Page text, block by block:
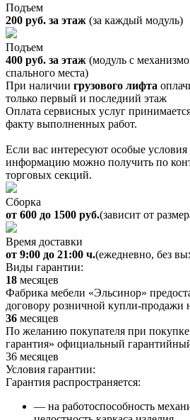
Подъем
200 руб. за этаж (за каждый модуль)
Подъем
400 руб. за этаж (модуль с
спального места)
При наличии грузового лифта
только первый и последний этаж
Оплата сервисных услуг
факту выполненных работ.
Если вас интересуют особые условия
информацию можно получить по
торговых секций.
Сборка
от 600 до 1500 руб.(зависит от
Время доставки
от 9:00 до 21:00 ч.(ежедневно, без
Виды гарантии:
18 месяцев
Фабрика мебели «Эльсинор»
договору розничной купли-продажи
36 месяцев
По желанию покупателя при
гарантия» официальный
36 месяцев
Условия гарантии:
Гарантия распространяется:
— на работоспособность